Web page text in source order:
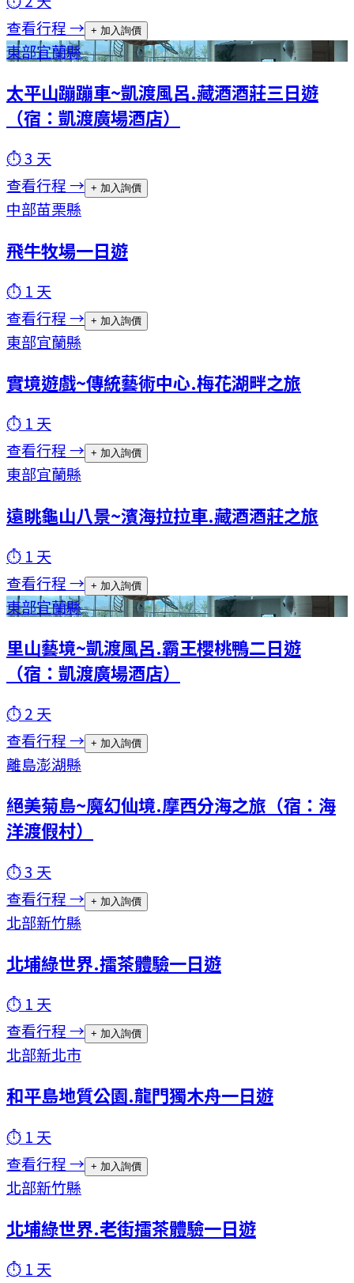
查看行程 → + 加入詢價
東部宜蘭縣
太平山蹦蹦車~凱渡風呂.藏酒酒莊三日遊
（宿：凱渡廣場酒店）
⏱3 天
查看行程 → + 加入詢價
中部苗栗縣
飛牛牧場一日遊
⏱ 1 天
查看行程 → + 加入詢價
東部宜蘭縣
實境遊戲~傳統藝術中心.梅花湖畔之旅
⏱ 1 天
查看行程 → + 加入詢價
東部宜蘭縣
遠眺龜山八景~濱海拉拉車.藏酒酒莊之旅
⏱ 1 天
查看行程 → + 加入詢價
東部宜蘭縣
里山藝境~凱渡風呂.霸王櫻桃鴨二日遊
（宿：凱渡廣場酒店）
⏱2 天
查看行程 → + 加入詢價
離島澎湖縣
絕美菊島~魔幻仙境.摩西分海之旅（宿：海
洋渡假村）
⏱3 天
查看行程 → + 加入詢價
北部新竹縣
北埔綠世界.擂茶體驗一日遊
⏱ 1 天
查看行程 → + 加入詢價
北部新北市
和平島地質公園.龍門獨木舟一日遊
⏱ 1 天
查看行程 → + 加入詢價
北部新竹縣
北埔綠世界.老街擂茶體驗一日遊
⏱ 1 天